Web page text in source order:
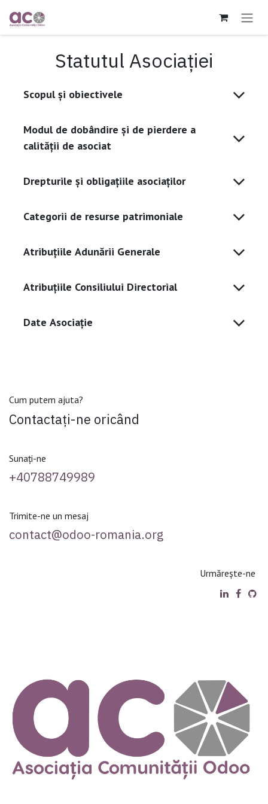
Statutul Asociației
Scopul și obiectivele
Modul de dobândire și de pierdere a
calității de asociat
Drepturile și obligațiile asociaților
Categorii de resurse patrimoniale
Atribuțiile Adunării Generale
Atribuțiile Consiliului Directorial
Date Asociație
Cum putem ajuta?
Contactați-ne oricând
Sunați-ne
+40788749989
Trimite-ne un mesaj
contact@odoo-romania.org
Urmărește-ne